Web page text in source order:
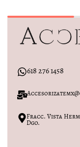
618 276 1458
Fracc. Vista
Dgo.